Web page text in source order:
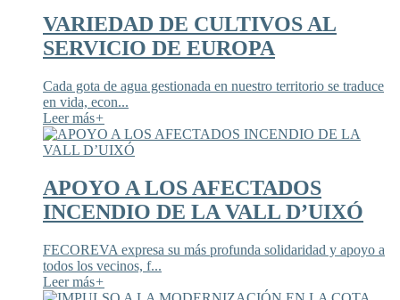
VARIEDAD DE CULTIVOS AL
SERVICIO DE EUROPA
Cada gota de agua gestionada en nuestro territorio se traduce
en vida, econ...
Leer más+
APOYO A LOS AFECTADOS
INCENDIO DE LA VALL D’UIXÓ
FECOREVA expresa su más profunda solidaridad y apoyo a
todos los vecinos, f...
Leer más+